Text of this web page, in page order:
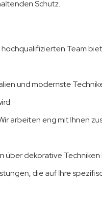
Schutz.
Team
und modernste
arbeiten eng mit Ihnen
über dekorative Techniken
die auf Ihre